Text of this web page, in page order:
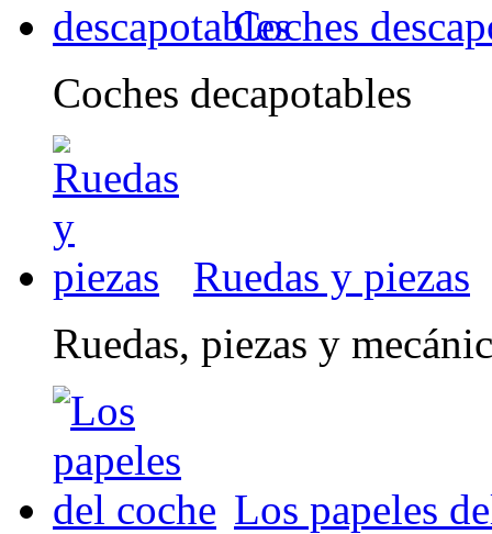
Coches
Coches decapotables
Ruedas y piezas
Ruedas, piezas y
Los papeles